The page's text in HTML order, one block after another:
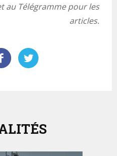
au Télégramme pour les
articles.